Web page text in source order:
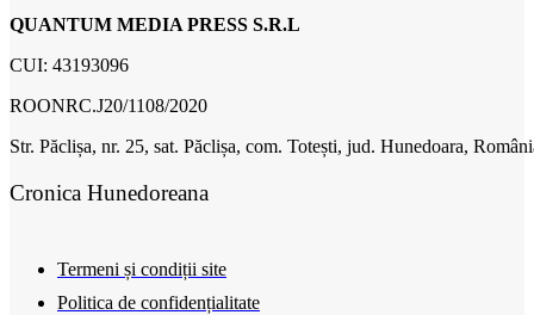
QUANTUM MEDIA PRESS S.R.L
CUI: 43193096
ROONRC.J20/1108/2020
Str. Păclișa, nr. 25, sat. Păclișa, com. Totești, jud. Hunedoara,
Cronica Hunedoreana
Termeni și condiții site
Politica de confidențialitate